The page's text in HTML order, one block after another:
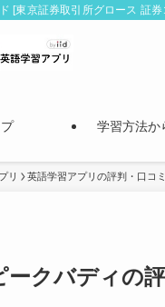
[東京証券取引所グロース 証
学習方法か
リ 英語学習アプリの評判・口コミ
ークバディの